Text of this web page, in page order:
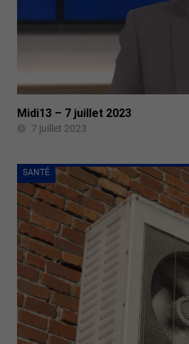
Midi13 – 7 juillet 2023
7 juillet 2023
SANTÉ